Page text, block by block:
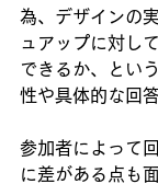
為、デザインの
ュアップに対し
できるか、とい
性や具体的な回答
参加者によって
に差がある点も